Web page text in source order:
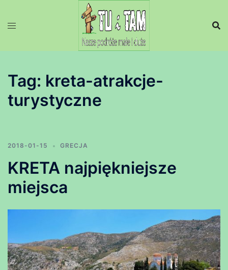
Tag: kreta-atrakcje-
turystyczne
2018-01-15 GRECJA
KRETA najpiękniejsze
miejsca